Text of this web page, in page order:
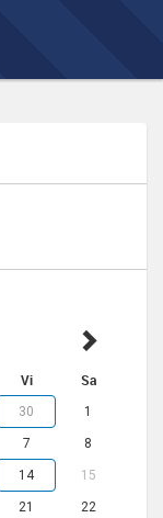
Vi Sa
30 1
7 8
14 15
21
22